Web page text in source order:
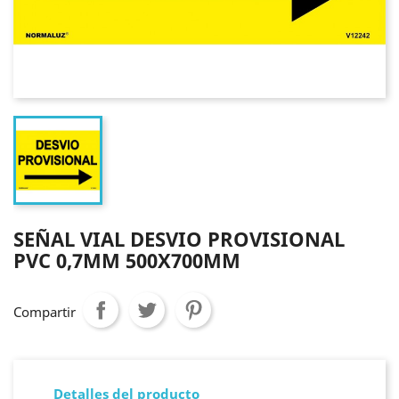
SEÑAL VIAL DESVIO PROVISIONAL
PVC 0,7MM 500X700MM
Compartir
Detalles del producto